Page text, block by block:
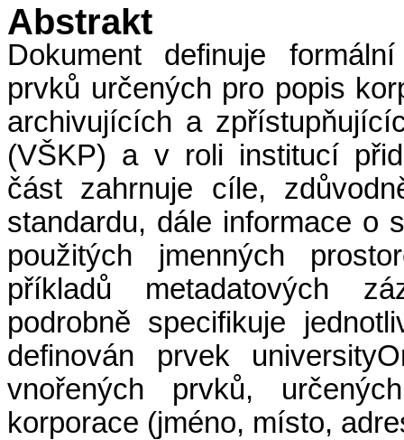
Abstrakt
Dokument definuje
prvků určených pro popis
archivujících a
(VŠKP) a v roli institucí
část zahrnuje cíle,
standardu, dále informace o
použitých jmenných
příkladů metadatových
podrobně specifikuje
definován prvek
vnořených prvků,
korporace (jméno, místo,